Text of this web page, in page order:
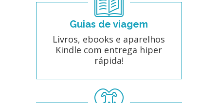
Guias de viagem
Livros, ebooks e aparelhos
Kindle com entrega hiper
rápida!